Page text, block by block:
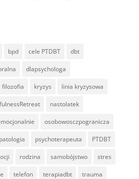
bpd cele PTDBT dbt
dlapsychologa
filozofia kryzys linia kryzysowa
nastolatek
osobowosczpogranicza
psychoterapeuta PTDBT
rodzina samobójstwo stres
telefon terapiadbt trauma